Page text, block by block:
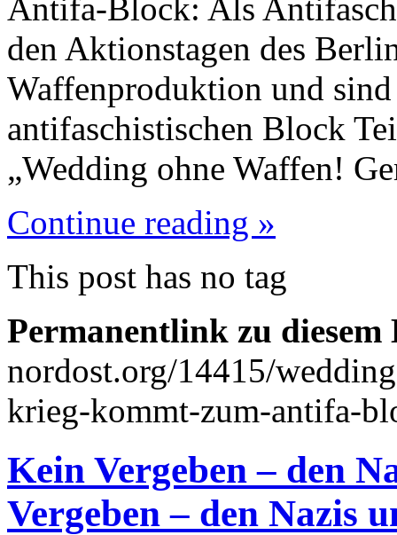
Antifa-Block: Als
den Aktionstagen des
Waffenproduktion und
antifaschistischen Block
„Wedding ohne Waffen!
Continue reading »
This post has no tag
Permanentlink zu
nordost.org/14415/
krieg-kommt-zum-antifa-
Kein Vergeben – den
Vergeben – den Nazis